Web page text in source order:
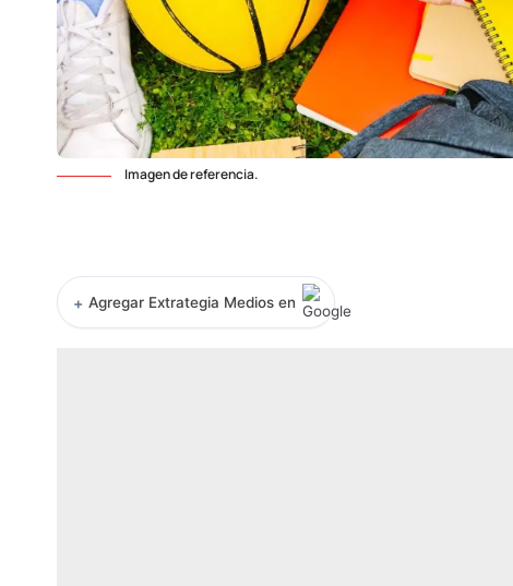
Imagen de referencia.
+ Agregar Extrategia Medios en